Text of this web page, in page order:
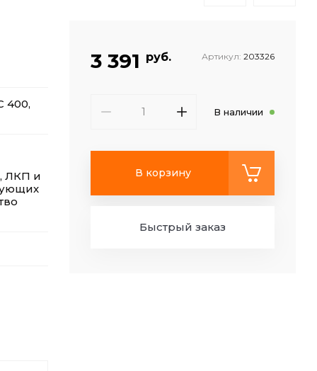
400,
ЛКП и
3 391 руб. Артикул: 203326
В наличии
В корзину
Быстрый заказ